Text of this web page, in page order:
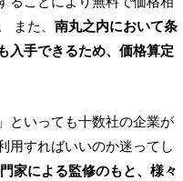
また、 南丸之内において条
入手できるため、価格算定
」といっても十数社の企業が
用すればいいのか迷ってし
家による監修のもと、様々